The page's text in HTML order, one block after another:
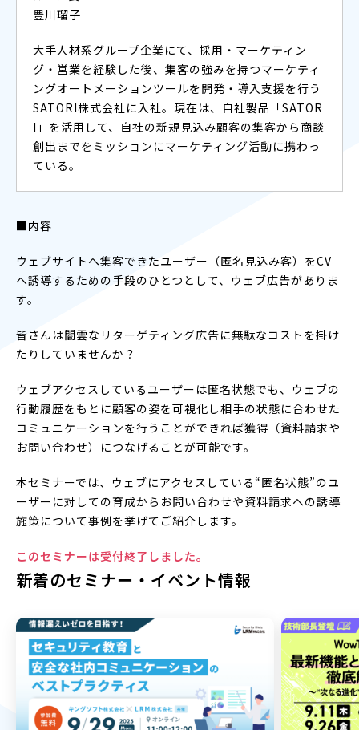
豊川瑠子
大手人材系グループ企業にて、採用・マーケティン
グ・営業を経験した後、集客の強みを持つマーケティ
ングオートメーションツールを開発・導入支援を行う
SATORI株式会社に入社。現在は、自社製品「SATOR
I」を活用して、自社の新規見込み顧客の集客から商談
創出までをミッションにマーケティング活動に携わっ
ている。
■内容
ウェブサイトへ集客できたユーザー（匿名見込み客）をCV
へ誘導するための手段のひとつとして、ウェブ広告がありま
す。
皆さんは闇雲なリターゲティング広告に無駄なコストを掛け
たりしていませんか？
ウェブアクセスしているユーザーは匿名状態でも、ウェブの
行動履歴をもとに顧客の姿を可視化し相手の状態に合わせた
コミュニケーションを行うことができれば獲得（資料請求や
お問い合わせ）につなげることが可能です。
本セミナーでは、ウェブにアクセスしている“匿名状態”のユ
ーザーに対しての育成からお問い合わせや資料請求への誘導
施策について事例を挙げてご紹介します。
このセミナーは受付終了しました。
新着のセミナー・イベント情報